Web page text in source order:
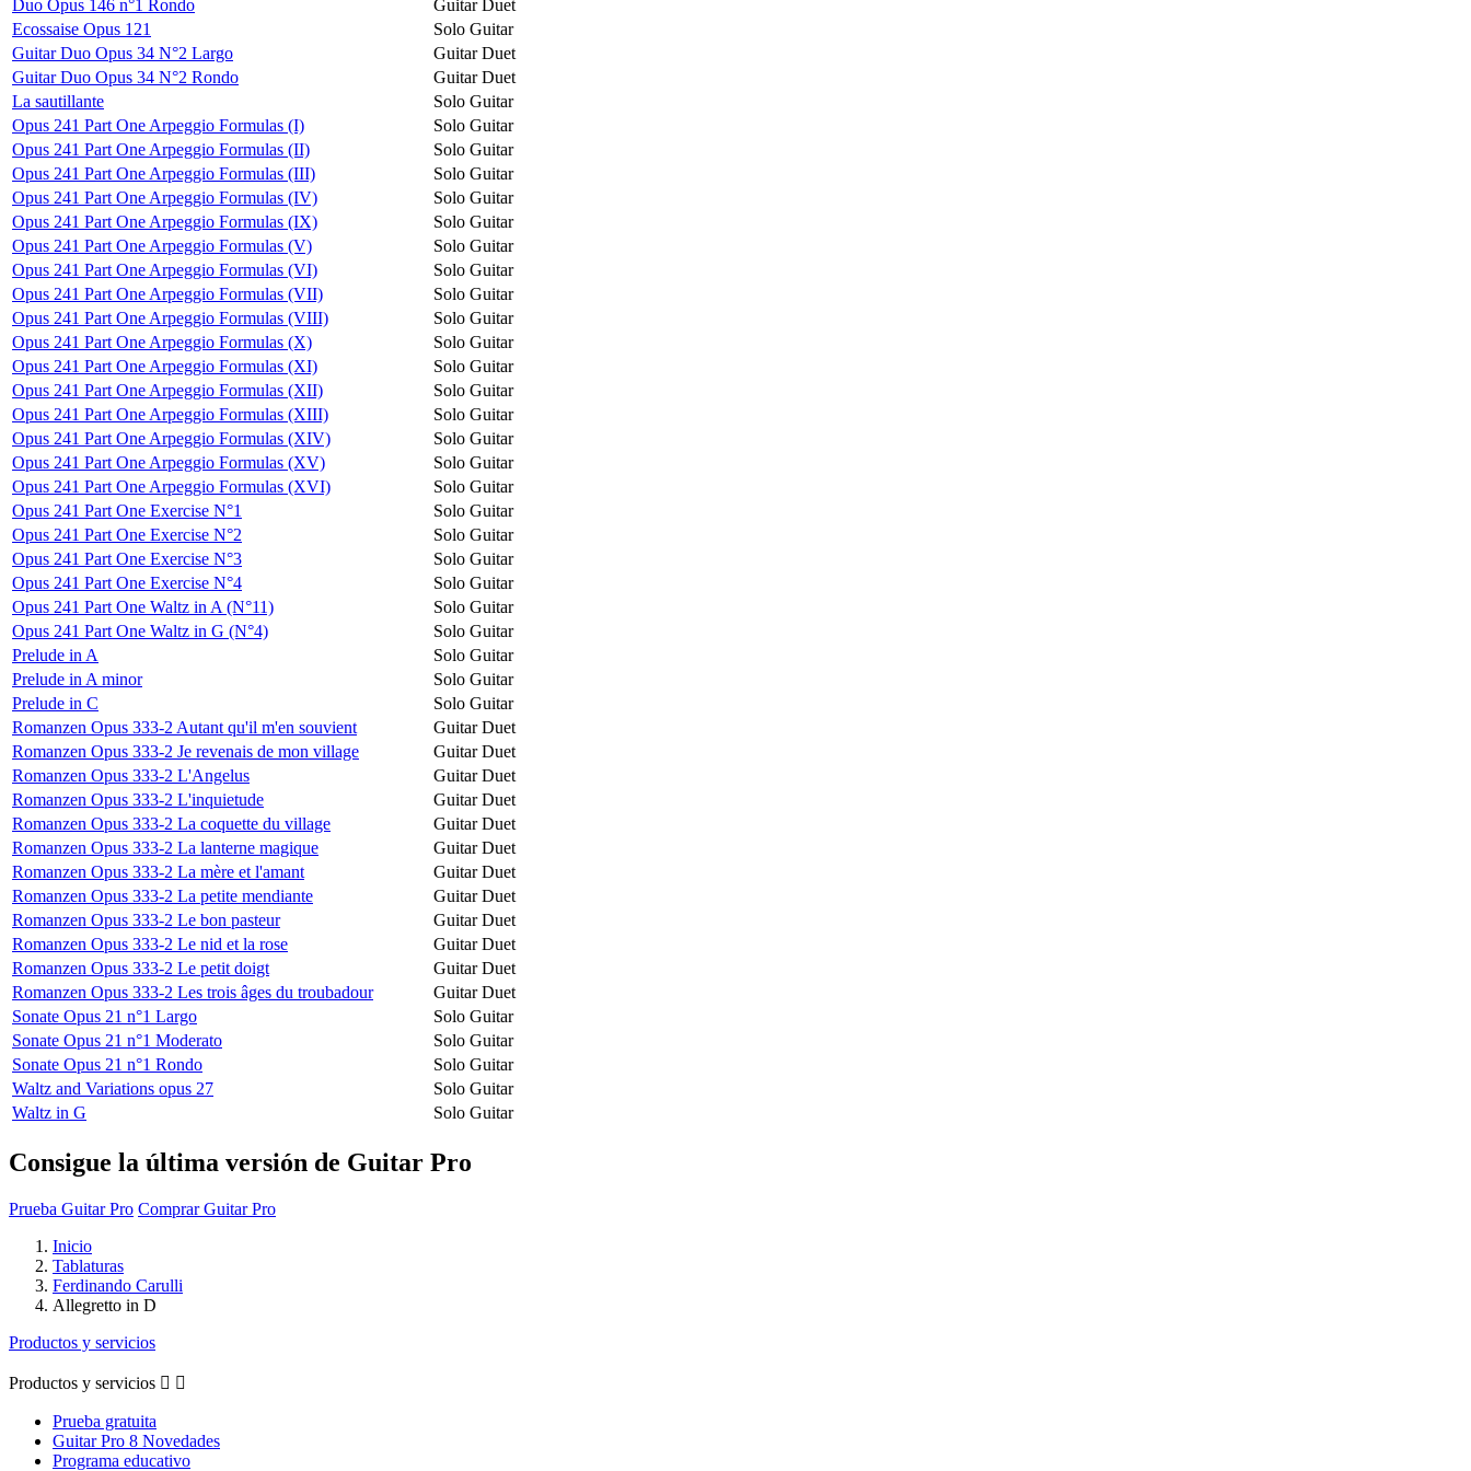
Duo Opus 146 n°1 Rondo
Guitar Duet
Ecossaise Opus 121
Solo Guitar
Guitar Duo Opus 34 N°2 Largo
Guitar Duet
Guitar Duo Opus 34 N°2 Rondo
Guitar Duet
La sautillante
Solo Guitar
Opus 241 Part One Arpeggio Formulas (I)
Solo Guitar
Opus 241 Part One Arpeggio Formulas (II)
Solo Guitar
Opus 241 Part One Arpeggio Formulas (III)
Solo Guitar
Opus 241 Part One Arpeggio Formulas (IV)
Solo Guitar
Opus 241 Part One Arpeggio Formulas (IX)
Solo Guitar
Opus 241 Part One Arpeggio Formulas (V)
Solo Guitar
Opus 241 Part One Arpeggio Formulas (VI)
Solo Guitar
Opus 241 Part One Arpeggio Formulas (VII)
Solo Guitar
Opus 241 Part One Arpeggio Formulas (VIII)
Solo Guitar
Opus 241 Part One Arpeggio Formulas (X)
Solo Guitar
Opus 241 Part One Arpeggio Formulas (XI)
Solo Guitar
Opus 241 Part One Arpeggio Formulas (XII)
Solo Guitar
Opus 241 Part One Arpeggio Formulas (XIII)
Solo Guitar
Opus 241 Part One Arpeggio Formulas (XIV)
Solo Guitar
Opus 241 Part One Arpeggio Formulas (XV)
Solo Guitar
Opus 241 Part One Arpeggio Formulas (XVI)
Solo Guitar
Opus 241 Part One Exercise N°1
Solo Guitar
Opus 241 Part One Exercise N°2
Solo Guitar
Opus 241 Part One Exercise N°3
Solo Guitar
Opus 241 Part One Exercise N°4
Solo Guitar
Opus 241 Part One Waltz in A (N°11)
Solo Guitar
Opus 241 Part One Waltz in G (N°4)
Solo Guitar
Prelude in A
Solo Guitar
Prelude in A minor
Solo Guitar
Prelude in C
Solo Guitar
Romanzen Opus 333-2 Autant qu'il m'en souvient
Guitar Duet
Romanzen Opus 333-2 Je revenais de mon village
Guitar Duet
Romanzen Opus 333-2 L'Angelus
Guitar Duet
Romanzen Opus 333-2 L'inquietude
Guitar Duet
Romanzen Opus 333-2 La coquette du village
Guitar Duet
Romanzen Opus 333-2 La lanterne magique
Guitar Duet
Romanzen Opus 333-2 La mère et l'amant
Guitar Duet
Romanzen Opus 333-2 La petite mendiante
Guitar Duet
Romanzen Opus 333-2 Le bon pasteur
Guitar Duet
Romanzen Opus 333-2 Le nid et la rose
Guitar Duet
Romanzen Opus 333-2 Le petit doigt
Guitar Duet
Romanzen Opus 333-2 Les trois âges du troubadour
Guitar Duet
Sonate Opus 21 n°1 Largo
Solo Guitar
Sonate Opus 21 n°1 Moderato
Solo Guitar
Sonate Opus 21 n°1 Rondo
Solo Guitar
Waltz and Variations opus 27
Solo Guitar
Waltz in G
Solo Guitar
Consigue la última versión de Guitar Pro
Prueba Guitar Pro Comprar Guitar Pro
Inicio
Tablaturas
Ferdinando Carulli
Allegretto in D
Productos y servicios
Productos y servicios  
Prueba gratuita
Guitar Pro 8 Novedades
Programa educativo